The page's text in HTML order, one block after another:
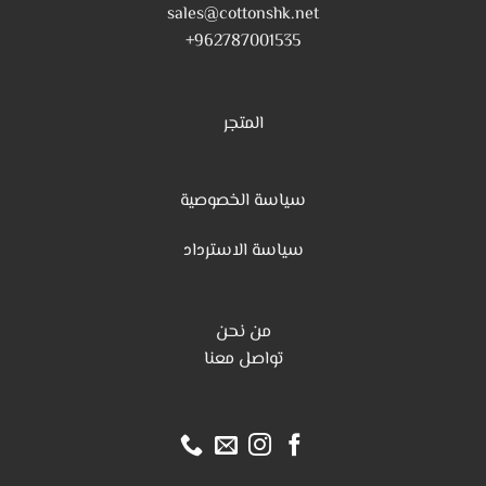
sales@cottonshk.net
962787001535+
المتجر
سياسة الخصوصية
سياسة الاسترداد
من نحن
تواصل معنا